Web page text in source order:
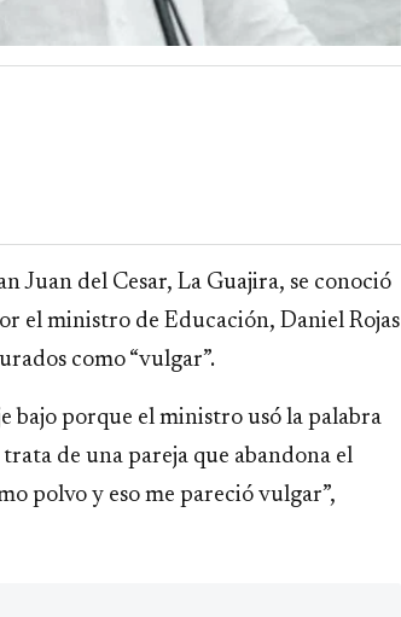
Juan del Cesar, La Guajira, se conoció
el ministro de Educación, Daniel Rojas
como “vulgar”.
bajo porque el ministro usó la palabra
de una pareja que abandona el
polvo y eso me pareció vulgar”,